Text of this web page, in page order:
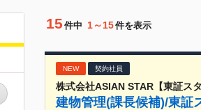
15 件中 1～15件を表示
NEW 契約社員
株式会社ASIAN STAR【東証ス
建物管理(課長候補)/東証